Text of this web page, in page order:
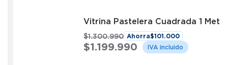
Vitrina Pastelera Cuadrada 1
$1.300.990 Ahorra$101.000
$1.199.990